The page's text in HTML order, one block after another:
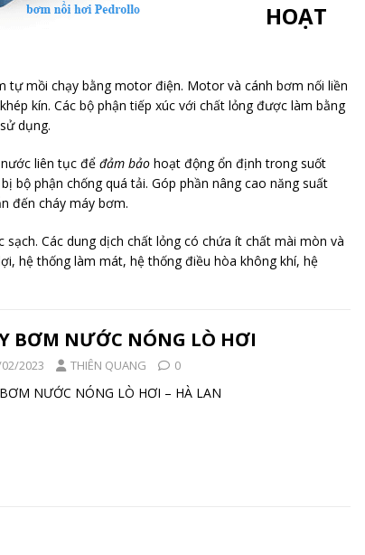
HOẠT
tự mồi chạy bằng motor điện. Motor và cánh bơm nối liền
kín. Các bộ phận tiếp xúc với chất lỏng được làm bằng
dụng.
liên tục để đảm bảo hoạt động ổn định trong suốt
bộ phận chống quá tải. Góp phần nâng cao năng suất
đến cháy máy bơm.
Các dung dịch chất lỏng có chứa ít chất mài mòn và
hệ thống làm mát, hệ thống điều hòa không khí, hệ
BƠM NƯỚC NÓNG LÒ HƠI
2023 THIÊN QUANG 0
BƠM NƯỚC NÓNG LÒ HƠI – HÀ LAN